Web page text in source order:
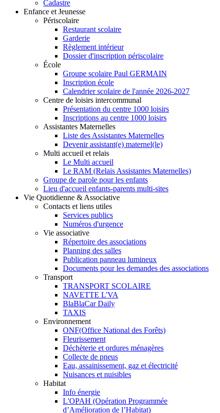
Cadastre
Enfance et Jeunesse
Périscolaire
Restaurant scolaire
Garderie
Règlement intérieur
Dossier d'inscription périscolaire
École
Groupe scolaire Paul GERMAIN
Inscription école
Calendrier scolaire de l'année 2026-2027
Centre de loisirs intercommunal
Présentation du centre 1000 loisirs
Inscriptions au centre 1000 loisirs
Assistantes Maternelles
Liste des Assistantes Maternelles
Devenir assistant(e) maternel(le)
Multi accueil et relais
Le Multi accueil
Le RAM (Relais Assistantes Maternelles)
Groupe de parole pour les enfants
Lieu d'accueil enfants-parents multi-sites
Vie Quotidienne & Associative
Contacts et liens utiles
Services publics
Numéros d'urgence
Vie associative
Répertoire des associations
Planning des salles
Publication panneau lumineux
Documents pour les demandes des associations
Transport
TRANSPORT SCOLAIRE
NAVETTE L'VA
BlaBlaCar Daily
TAXIS
Environnement
ONF(Office National des Forêts)
Fleurissement
Déchèterie et ordures ménagères
Collecte de pneus
Eau, assainissement, gaz et électricité
Nuisances et nuisibles
Habitat
Info énergie
L'OPAH (Opération Programmée
d’Amélioration de l’Habitat)